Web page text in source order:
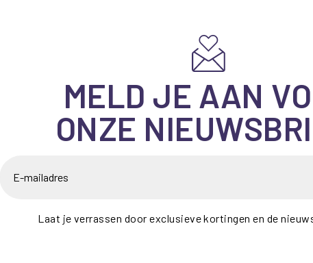
MELD JE AAN
ONZE
Laat je verrassen door exclusieve kortingen en de